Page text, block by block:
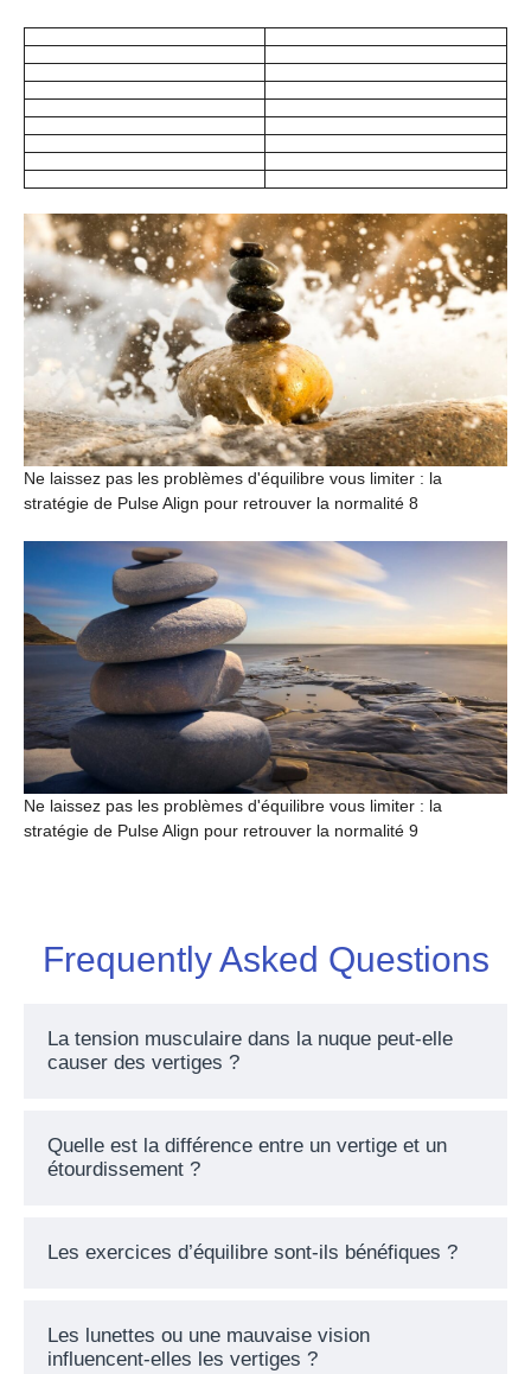
Ne laissez pas les problèmes d'équilibre vous limiter : la
stratégie de Pulse Align pour retrouver la normalité 8
Ne laissez pas les problèmes d'équilibre vous limiter : la
stratégie de Pulse Align pour retrouver la normalité 9
Frequently Asked Questions
La tension musculaire dans la nuque peut-elle
causer des vertiges ?
Quelle est la différence entre un vertige et un
étourdissement ?
Les exercices d’équilibre sont-ils bénéfiques ?
Les lunettes ou une mauvaise vision
influencent-elles les vertiges ?